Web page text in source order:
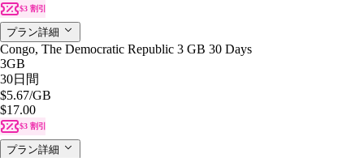
$3 割引
プラン詳細
Congo, The Democratic Republic 3 GB 30 Days
3GB
30日間
$5.67/GB
$17.00
$3 割引
プラン詳細